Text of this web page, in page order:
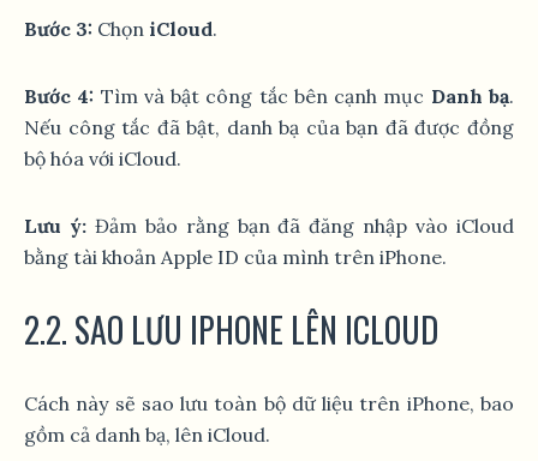
Bước 3: Chọn iCloud.
Bước 4: Tìm và bật công tắc bên cạnh mục Danh bạ.
Nếu công tắc đã bật, danh bạ của bạn đã được đồng
bộ hóa với iCloud.
Lưu ý:Đảm bảo rằng bạn đã đăng nhập vào iCloud
bằng tài khoản Apple ID của mình trên iPhone.
2.2. SAO LƯU IPHONE LÊN ICLOUD
Cách này sẽ sao lưu toàn bộ dữ liệu trên iPhone, bao
gồm cả danh bạ, lên iCloud.